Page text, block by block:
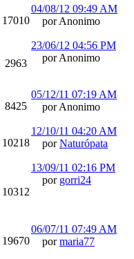
17010
04/08/12 09:49 AM
por Anonimo
2963
23/06/12 04:56 PM
por Anonimo
8425
05/12/11 07:19 AM
por Anonimo
10218
12/10/11 04:20 AM
porNaturópata
10312
13/09/11 02:16 PM
por gorri24
19670
06/07/11 07:49 AM
pormaria77